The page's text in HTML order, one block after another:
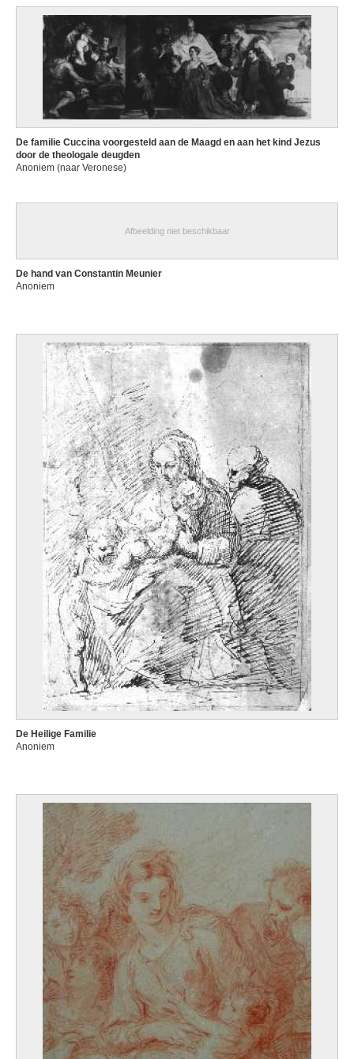
De familie Cuccina voorgesteld aan de Maagd en aan het kind Jezus
door de theologale deugden
Anoniem (naar Veronese)
Afbeelding niet beschikbaar
De hand van Constantin Meunier
Anoniem
De Heilige Familie
Anoniem